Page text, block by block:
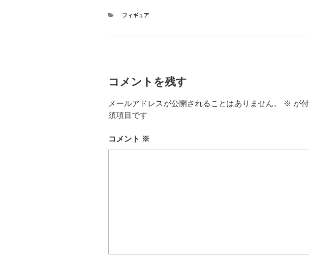
カ
フィギュア
コメントを残す
メールアドレスが公開されることはありません。 ※ が
須項目です
コメント ※